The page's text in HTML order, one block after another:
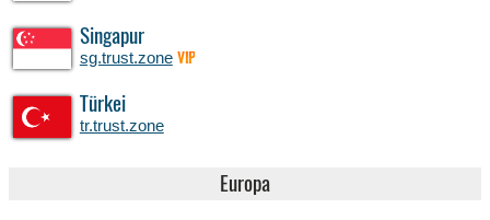
Singapur
sg.trust.zone VIP
Türkei
tr.trust.zone
Europa